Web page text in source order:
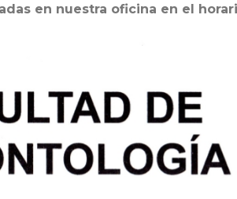
en nuestra oficina en el